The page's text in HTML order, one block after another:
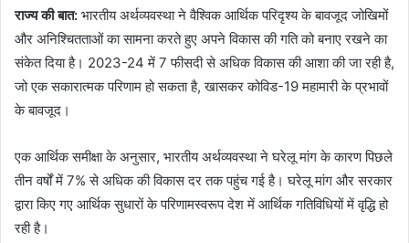
राज्य की बात: भारतीय अर्थव्यवस्था ने वैश्विक आर्थिक परिदृश्य के बावजूद जोखिमों
और अनिश्चितताओं का सामना करते हुए अपने विकास की गति को बनाए रखने का
संकेत दिया है। 2023-24 में 7 फीसदी से अधिक विकास की आशा की जा रही है,
जो एक सकारात्मक परिणाम हो सकता है, खासकर कोविड-19 महामारी के प्रभावों
के बावजूद।
एक आर्थिक समीक्षा के अनुसार, भारतीय अर्थव्यवस्था ने घरेलू मांग के कारण पिछले
तीन वर्षों में 7% से अधिक की विकास दर तक पहुंच गई है। घरेलू मांग और सरकार
द्वारा किए गए आर्थिक सुधारों के परिणामस्वरूप देश में आर्थिक गतिविधियों में वृद्धि हो
रही है।